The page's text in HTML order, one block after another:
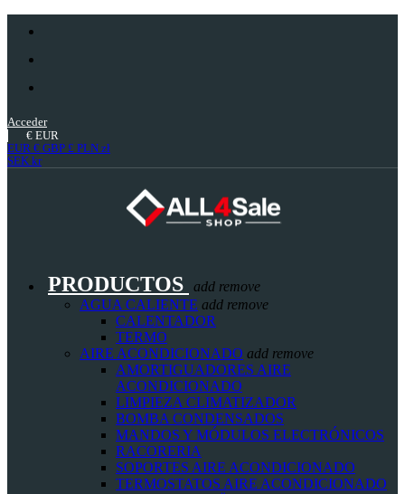
Acceder
€ EUR
EUR € GBP £ PLN zł
SEK kr
PRODUCTOS add remove
AGUA CALIENTE add remove
CALENTADOR
TERMO
AIRE ACONDICIONADO add remove
AMORTIGUADORES AIRE
ACONDICIONADO
LIMPIEZA CLIMATIZADOR
BOMBA CONDENSADOS
MANDOS Y MÓDULOS ELECTRÓNICOS
RACORERIA
SOPORTES AIRE ACONDICIONADO
TERMOSTATOS AIRE ACONDICIONADO